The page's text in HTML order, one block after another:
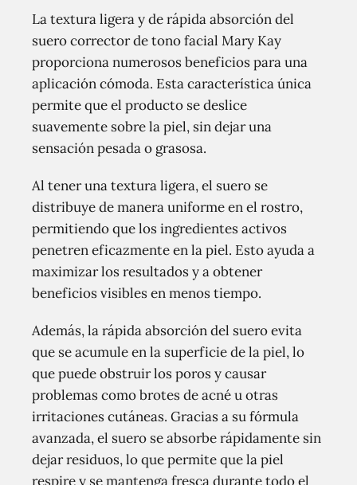
La textura ligera y de rápida absorción del
suero corrector de tono facial Mary Kay
proporciona numerosos beneficios para una
aplicación cómoda. Esta característica única
permite que el producto se deslice
suavemente sobre la piel, sin dejar una
sensación pesada o grasosa.
Al tener una textura ligera, el suero se
distribuye de manera uniforme en el rostro,
permitiendo que los ingredientes activos
penetren eficazmente en la piel. Esto ayuda a
maximizar los resultados y a obtener
beneficios visibles en menos tiempo.
Además, la rápida absorción del suero evita
que se acumule en la superficie de la piel, lo
que puede obstruir los poros y causar
problemas como brotes de acné u otras
irritaciones cutáneas. Gracias a su fórmula
avanzada, el suero se absorbe rápidamente sin
dejar residuos, lo que permite que la piel
respire y se mantenga fresca durante todo el